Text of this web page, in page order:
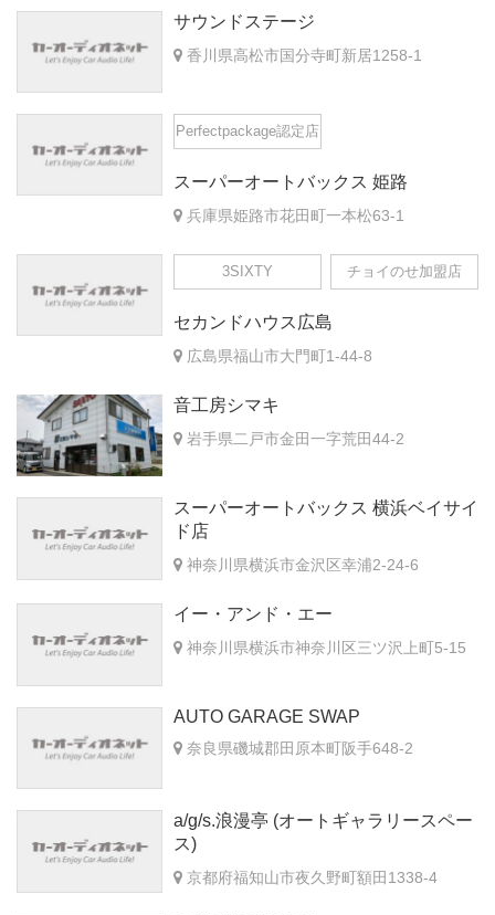
サウンドステージ
香川県高松市国分寺町新居1258-1
Perfectpackage認定店
スーパーオートバックス 姫路
兵庫県姫路市花田町一本松63-1
3SIXTY チョイのせ加盟店
セカンドハウス広島
広島県福山市大門町1-44-8
音工房シマキ
岩手県二戸市金田一字荒田44-2
スーパーオートバックス 横浜ベイサイ
ド店
神奈川県横浜市金沢区幸浦2-24-6
イー・アンド・エー
神奈川県横浜市神奈川区三ツ沢上町5-15
AUTO GARAGE SWAP
奈良県磯城郡田原本町阪手648-2
a/g/s.浪漫亭 (オートギャラリースペー
ス)
京都府福知山市夜久野町額田1338-4